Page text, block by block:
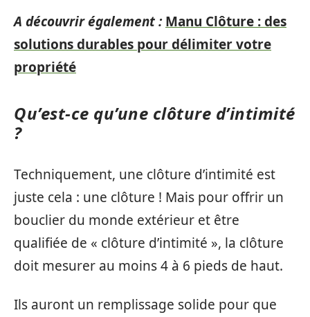
A découvrir également : Manu Clôture : des
solutions durables pour délimiter votre
propriété
Qu’est-ce qu’une clôture d’intimité
?
Techniquement, une clôture d’intimité est
juste cela : une clôture ! Mais pour offrir un
bouclier du monde extérieur et être
qualifiée de « clôture d’intimité », la clôture
doit mesurer au moins 4 à 6 pieds de haut.
Ils auront un remplissage solide pour que